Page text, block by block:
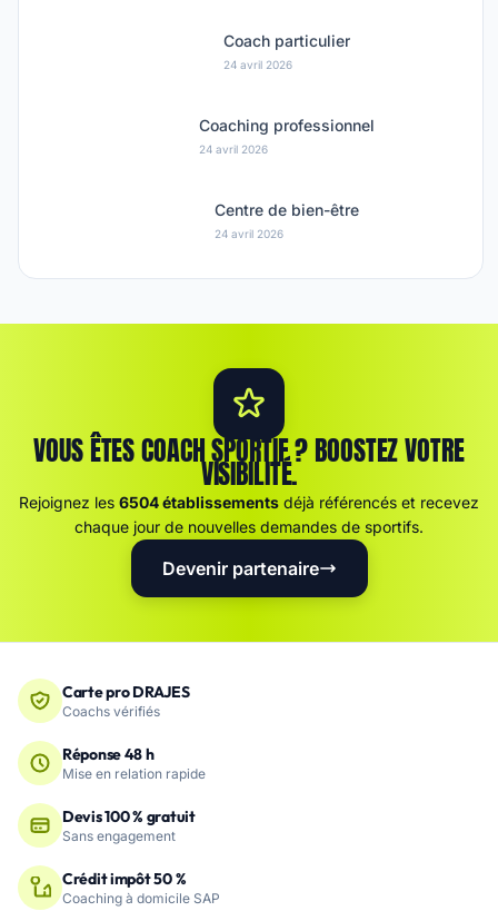
Coach particulier
24 avril 2026
Coaching professionnel
24 avril 2026
Centre de bien-être
24 avril 2026
VOUS ÊTES COACH SPORTIF ? BOOSTEZ VOTRE
VISIBILITÉ.
Rejoignez les 6504 établissements déjà référencés et recevez
chaque jour de nouvelles demandes de sportifs.
Devenir partenaire
Carte pro DRAJES
Coachs vérifiés
Réponse 48 h
Mise en relation rapide
Devis 100 % gratuit
Sans engagement
Crédit impôt 50 %
Coaching à domicile SAP